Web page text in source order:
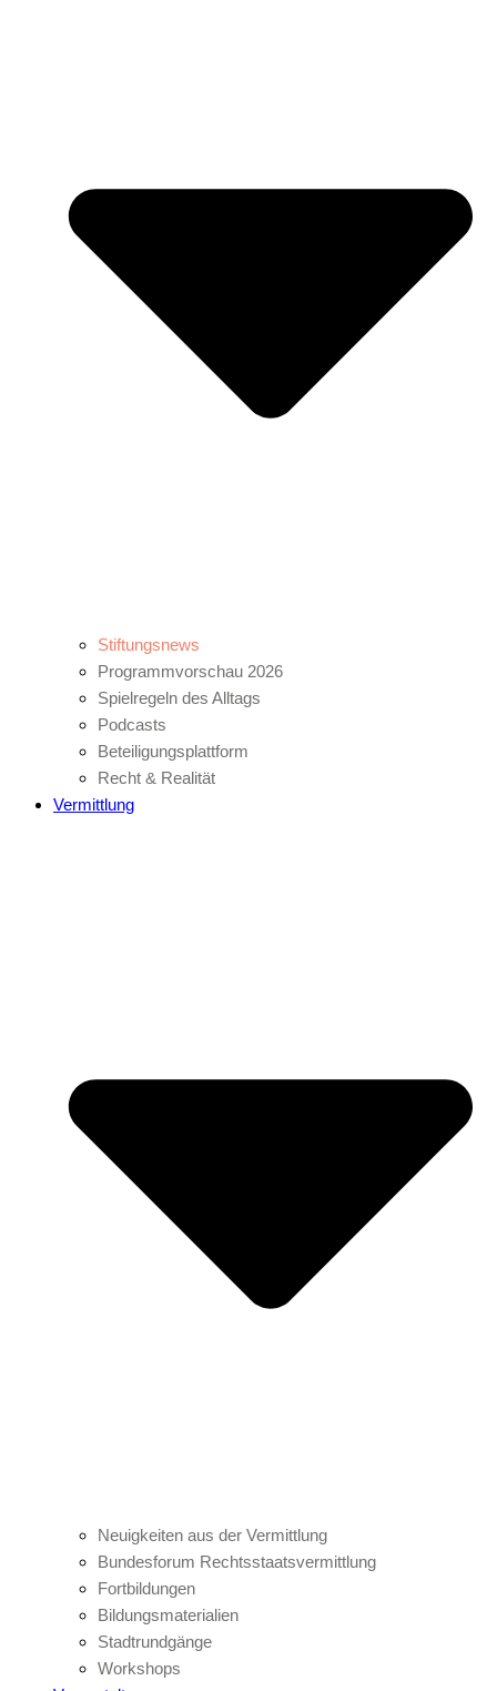
Stiftungsnews
Programmvorschau 2026
Spielregeln des Alltags
Podcasts
Beteiligungsplattform
Recht & Realität
Vermittlung
Neuigkeiten aus der Vermittlung
Bundesforum Rechtsstaatsvermittlung
Fortbildungen
Bildungsmaterialien
Stadtrundgänge
Workshops